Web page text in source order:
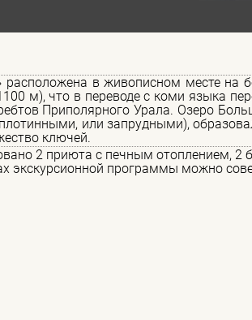
расположена в живописном месте на
м), что в переводе с коми языка
Приполярного Урала. Озеро
или запрудными),
ключей.
2 приюта с печным отоплением, 2
экскурсионной программы можно